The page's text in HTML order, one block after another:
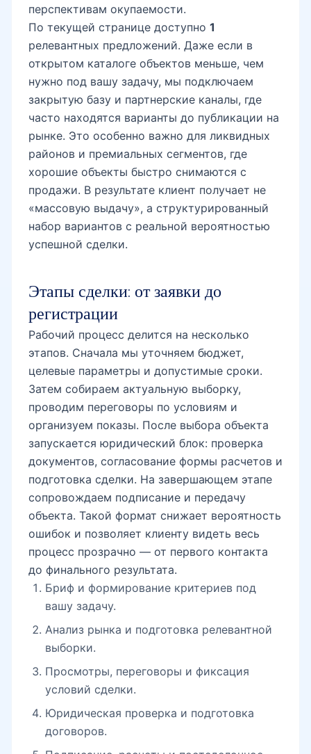
Минор мечеть
Ташкентленд
проспект Амира Темура
перспективам окупаемости.
По текущей странице доступно 1
релевантных предложений. Даже если в
открытом каталоге объектов меньше, чем
нужно под вашу задачу, мы подключаем
закрытую базу и партнерские каналы, где
часто находятся варианты до публикации на
рынке. Это особенно важно для ликвидных
районов и премиальных сегментов, где
хорошие объекты быстро снимаются с
продажи. В результате клиент получает не
«массовую выдачу», а структурированный
набор вариантов с реальной вероятностью
успешной сделки.
Этапы сделки: от заявки до
регистрации
Рабочий процесс делится на несколько
этапов. Сначала мы уточняем бюджет,
целевые параметры и допустимые сроки.
Затем собираем актуальную выборку,
проводим переговоры по условиям и
организуем показы. После выбора объекта
запускается юридический блок: проверка
документов, согласование формы расчетов и
подготовка сделки. На завершающем этапе
сопровождаем подписание и передачу
объекта. Такой формат снижает вероятность
ошибок и позволяет клиенту видеть весь
процесс прозрачно — от первого контакта
до финального результата.
Бриф и формирование критериев под
вашу задачу.
Анализ рынка и подготовка релевантной
выборки.
Просмотры, переговоры и фиксация
условий сделки.
Юридическая проверка и подготовка
договоров.